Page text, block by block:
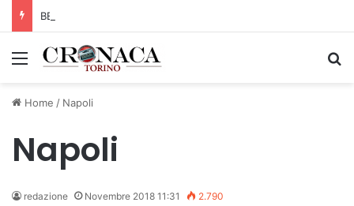
BEA Chieri: capitan Drame ancora in Arancione!
Menu
Home / Napoli
Napoli
redazione Novembre 2018 11:31 2.790